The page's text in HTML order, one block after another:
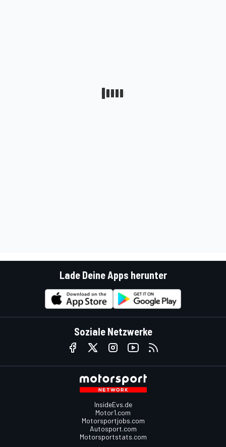
Lade Deine Apps herunter
Soziale Netzwerke
InsideEvs.de
Motor1.com
Motorsportjobs.com
Autosport.com
Motorsportstats.com